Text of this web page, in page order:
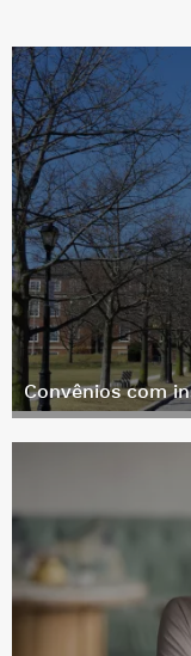
Convênios com